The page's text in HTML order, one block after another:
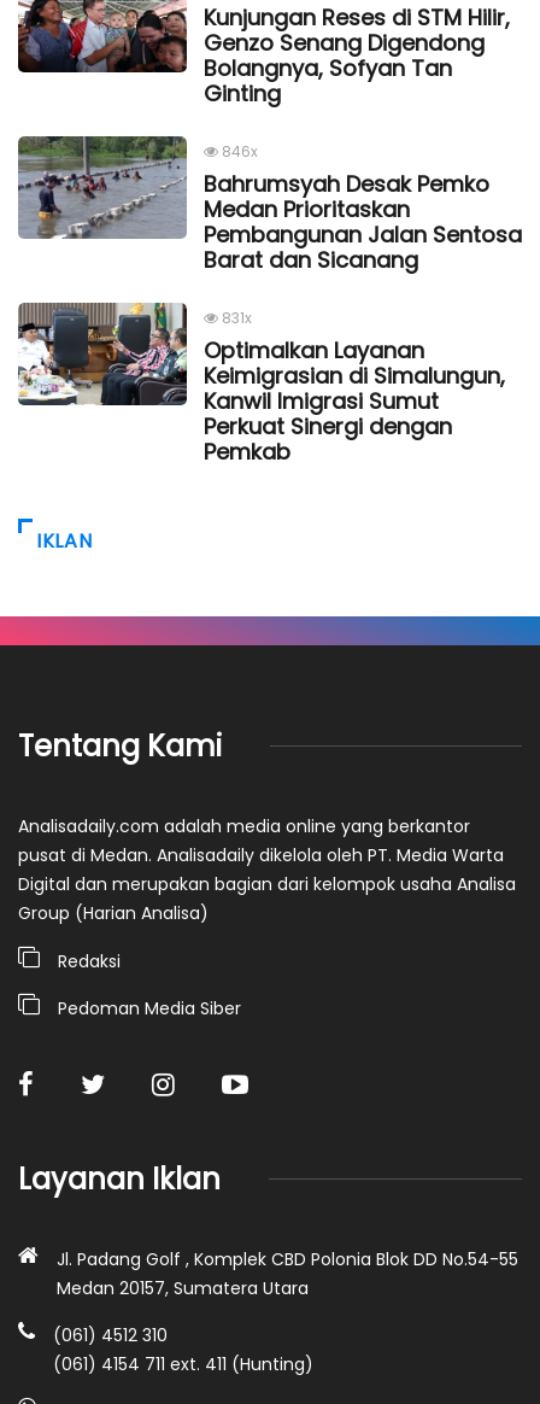
Kunjungan Reses di STM Hilir,
Genzo Senang Digendong
Bolangnya, Sofyan Tan
Ginting
846x
Bahrumsyah Desak Pemko
Medan Prioritaskan
Pembangunan Jalan Sentosa
Barat dan Sicanang
831x
Optimalkan Layanan
Keimigrasian di Simalungun,
Kanwil Imigrasi Sumut
Perkuat Sinergi dengan
Pemkab
IKLAN
Tentang Kami
Analisadaily.com adalah media online yang berkantor
pusat di Medan. Analisadaily dikelola oleh PT. Media Warta
Digital dan merupakan bagian dari kelompok usaha Analisa
Group (Harian Analisa)
Redaksi
Pedoman Media Siber
Layanan Iklan
Jl. Padang Golf , Komplek CBD Polonia Blok DD No.54-55
Medan 20157, Sumatera Utara
(061) 4512 310
(061) 4154 711 ext. 411 (Hunting)